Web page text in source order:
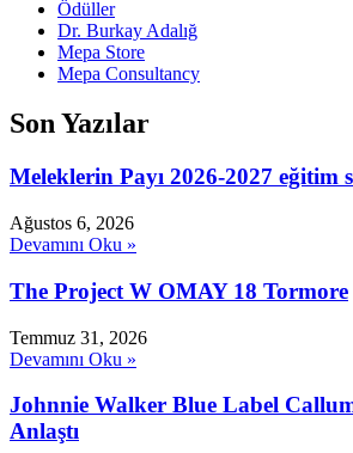
Ödüller
Dr. Burkay Adalığ
Mepa Store
Mepa Consultancy
Son Yazılar
Meleklerin Payı 2026-2027 eğitim
Ağustos 6, 2026
Devamını Oku »
The Project W OMAY 18 Tormore
Temmuz 31, 2026
Devamını Oku »
Johnnie Walker Blue Label
Anlaştı